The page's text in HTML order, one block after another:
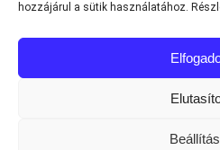
hozzájárul a sütik használatához.
Minden jog fenntartva © 2013-2026